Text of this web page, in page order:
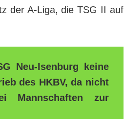
der A-Liga, die TSG II auf
Neu-Isenburg keine
des HKBV, da nicht
Mannschaften zur